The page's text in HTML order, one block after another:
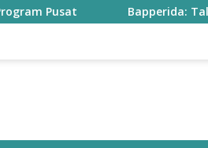
Bapperida: Taliabu Butuh